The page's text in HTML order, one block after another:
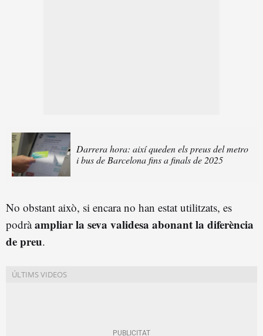
Darrera hora: així queden els preus del metro
i bus de Barcelona fins a finals de 2025
No obstant això, si encara no han estat utilitzats, es
podràampliar la seva validesa abonant la diferència
de preu.